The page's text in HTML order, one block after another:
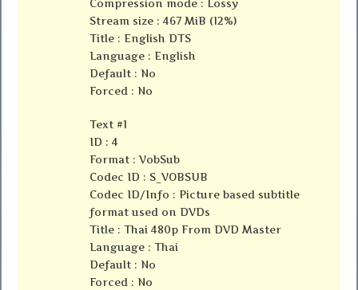
Compression mode : Lossy
Stream size : 467 MiB (12%)
Title : English DTS
Language : English
Default : No
Forced : No
Text #1
ID : 4
Format : VobSub
Codec ID : S_VOBSUB
Codec ID/Info : Picture based subtitle
format used on DVDs
Title : Thai 480p From DVD Master
Language : Thai
Default : No
Forced : No